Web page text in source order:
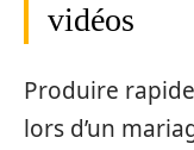
vidéos
Produire
lors d’un